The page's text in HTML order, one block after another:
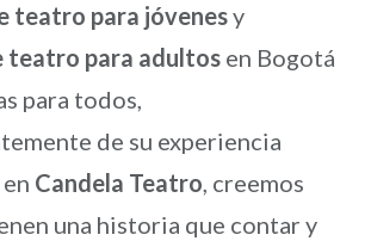
teatro para jóvenesy
teatro para adultosen Bogotá
para todos,
de su experiencia
Candela Teatro, creemos
una historia que contar y